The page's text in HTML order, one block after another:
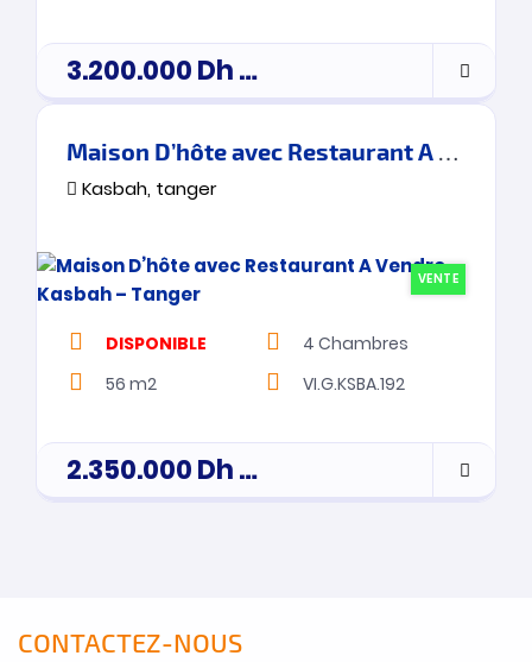
3.200.000Dh Prix de vente
Maison D’hôte avec Restaurant A Vendre – Kasbah – Tanger
Kasbah, tanger
VENTE
DISPONIBLE 4 Chambres
56 m2
VI.G.KSBA.192
2.350.000Dh Prix de vente
CONTACTEZ-NOUS